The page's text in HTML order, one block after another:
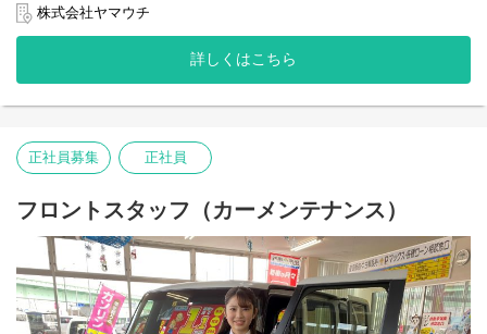
アルバイトの採用面接・指導・教育
シフト作成
会議資料の作成・事業部内会議への参加
数値管理（売り上げ）・材料の発 注業務等
（アルバイト業務のサポート）
接客・お料理の提供・テーブルの片付け 等
※オーダーはタッチパッドでのオーダーになります。
■キッチン業務
ハンバーグ等の調理業務・清掃業務
株式会社ヤマウチ
詳しくはこちら
正社員募集 正社員
フロントスタッフ（カーメンテナンス）